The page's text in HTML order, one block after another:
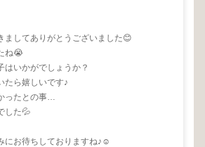
ましてありがとうございました😊
ね😭
はいかがでしょうか？
たら嬉しいです♪
ったとの事…
した💦
にお待ちしておりますね♪☺️